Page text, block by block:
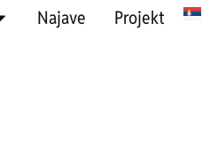
Najave Projekt